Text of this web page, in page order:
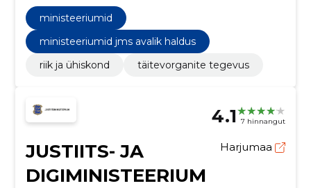
Kütteõlid, Lihakonservid ja tooted lihast,
Elektronpostisüsteemid, Serverid, Telefoni- ja
andmeedastusteenused
ministeeriumid
ministeeriumid jms avalik haldus
riik ja ühiskond
täitevorganite tegevus
4.1 7 hinnangut
JUSTIITS- JA
DIGIMINISTEERIUM
Harjumaa